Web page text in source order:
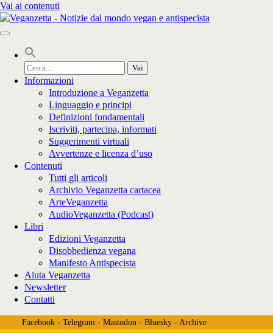
Vai ai contenuti
Cerca
per:
Informazioni
Introduzione a Veganzetta
Linguaggio e principi
Definizioni fondamentali
Iscriviti, partecipa, informati
Suggerimenti virtuali
Avvertenze e licenza d’uso
Contenuti
Tutti gli articoli
Archivio Veganzetta cartacea
ArteVeganzetta
AudioVeganzetta (Podcast)
Libri
Edizioni Veganzetta
Disobbedienza vegana
Manifesto Antispecista
Aiuta Veganzetta
Newsletter
Contatti
Facebook- Telegram- Mastodon- Bluesky- Archive